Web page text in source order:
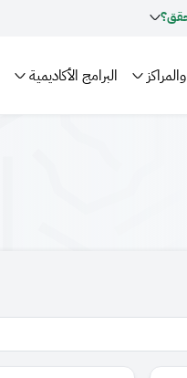
البرامج الأكاديمية